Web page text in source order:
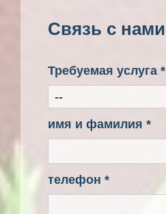
Связь с нами
Требуемая услуга *
имя и фамилия *
телефон *